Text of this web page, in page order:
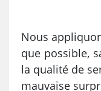
Nous
que possible,
la qualité de
mauvaise